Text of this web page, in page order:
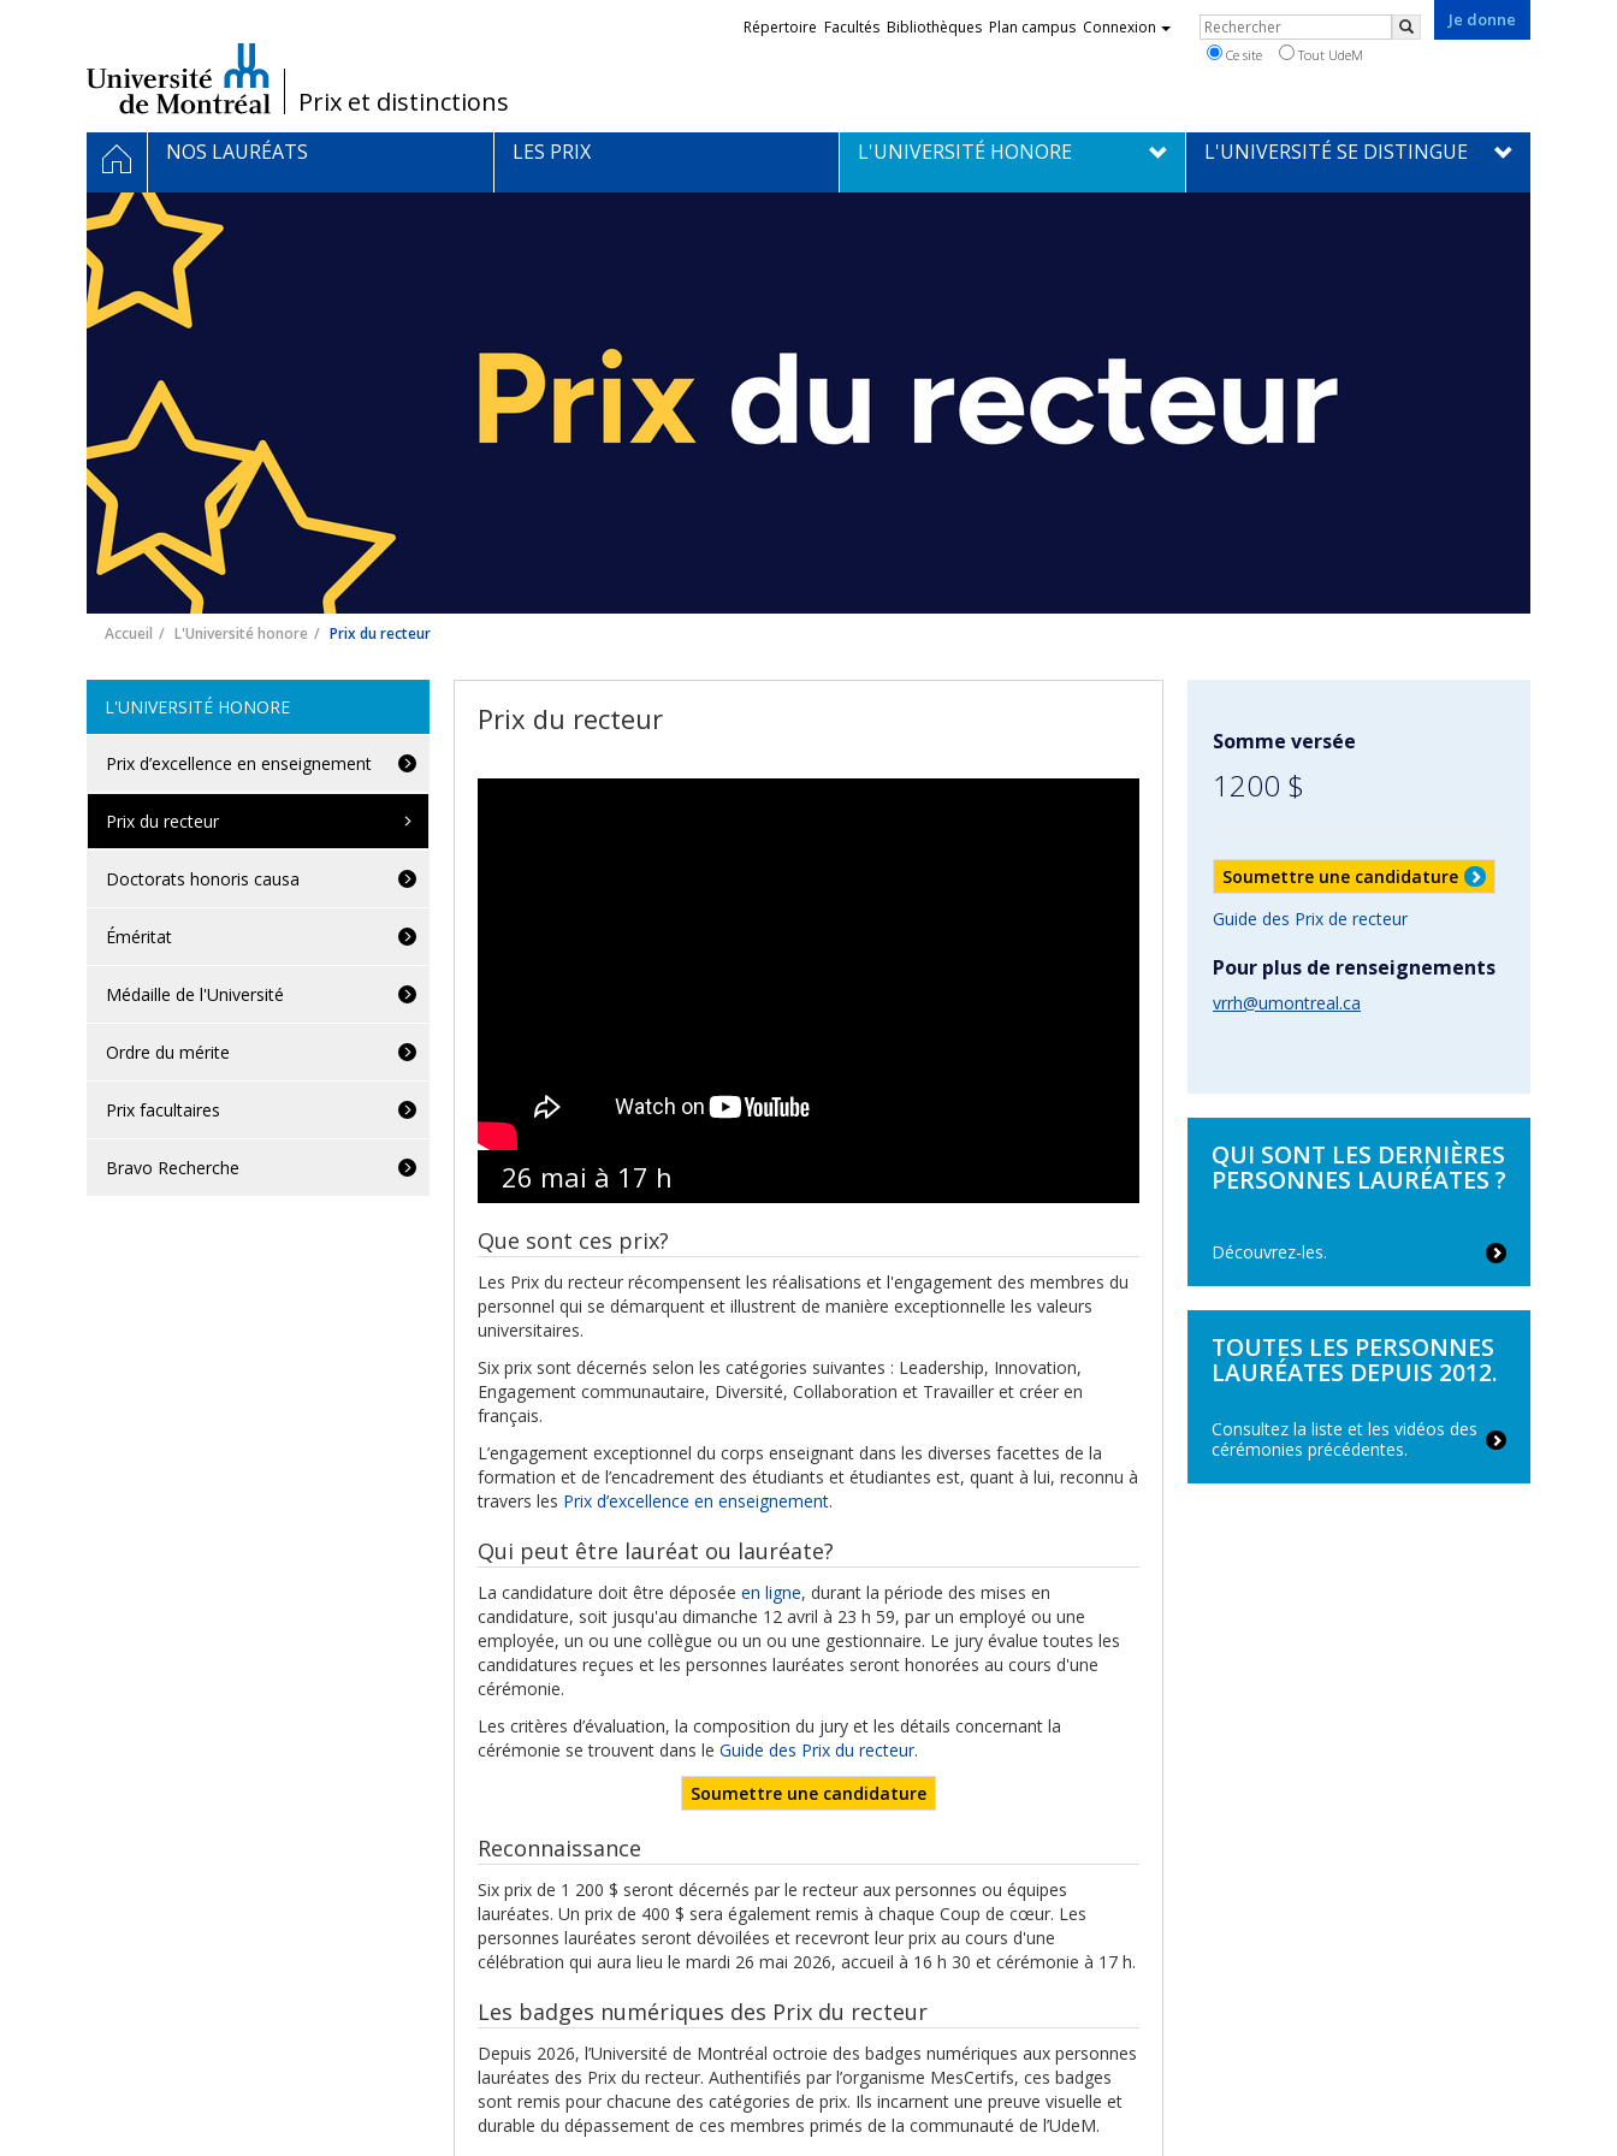
/Prix et distinctions
Je donne
Liens
externes
Répertoire Facultés Bibliothèques Plan campus Connexion Rechercher
Rechercher
Ce site Tout UdeM
Navigation
principale
ACCUEIL
NOS LAURÉATS LES PRIX L'UNIVERSITÉ HONORE L'UNIVERSITÉ SE DISTINGUE
Accueil L'Université honore Prix du recteur
Prix du recteur
26 mai à 17 h
Que sont ces prix?
Les Prix du recteur récompensent les réalisations et l'engagement des membres du
personnel qui se démarquent et illustrent de manière exceptionnelle les valeurs
universitaires.
Six prix sont décernés selon les catégories suivantes : Leadership, Innovation,
Engagement communautaire, Diversité, Collaboration et Travailler et créer en
français.
L’engagement exceptionnel du corps enseignant dans les diverses facettes de la
formation et de l’encadrement des étudiants et étudiantes est, quant à lui, reconnu à
travers les Prix d’excellence en enseignement.
Qui peut être lauréat ou lauréate?
La candidature doit être déposée en ligne, durant la période des mises en
candidature, soit jusqu'au dimanche 12 avril à 23 h 59, par un employé ou une
employée, un ou une collègue ou un ou une gestionnaire. Le jury évalue toutes les
candidatures reçues et les personnes lauréates seront honorées au cours d'une
cérémonie.
Les critères d’évaluation, la composition du jury et les détails concernant la
cérémonie se trouvent dans le Guide des Prix du recteur.
Soumettre une candidature
Reconnaissance
Six prix de 1 200 $ seront décernés par le recteur aux personnes ou équipes
lauréates. Un prix de 400 $ sera également remis à chaque Coup de cœur. Les
personnes lauréates seront dévoilées et recevront leur prix au cours d'une
célébration qui aura lieu le mardi 26 mai 2026, accueil à 16 h 30 et cérémonie à 17 h.
Les badges numériques des Prix du recteur
Depuis 2026, l’Université de Montréal octroie des badges numériques aux personnes
lauréates des Prix du recteur. Authentifiés par l’organisme MesCertifs, ces badges
sont remis pour chacune des catégories de prix. Ils incarnent une preuve visuelle et
durable du dépassement de ces membres primés de la communauté de l’UdeM.
Somme versée
1200 $
Soumettre une candidature
Guide des Prix de recteur
Pour plus de renseignements
vrrh@umontreal.ca
QUI SONT LES DERNIÈRES
PERSONNES LAURÉATES ?
Découvrez-les.
TOUTES LES PERSONNES
LAURÉATES DEPUIS 2012.
Consultez la liste et les vidéos des
cérémonies précédentes.
L'UNIVERSITÉ HONORE
Prix d’excellence en enseignement
Prix du recteur
Doctorats honoris causa
Éméritat
Médaille de l'Université
Ordre du mérite
Prix facultaires
Bravo Recherche